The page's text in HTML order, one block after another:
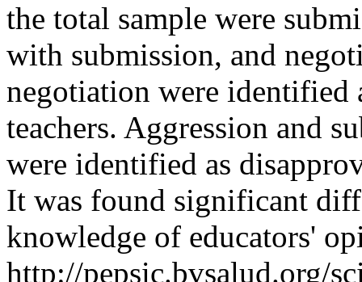
the total sample were
with submission, and
negotiation were identified
teachers. Aggression and
were identified as
It was found significant
knowledge of educators'
http://pepsic.bvsalud.org/